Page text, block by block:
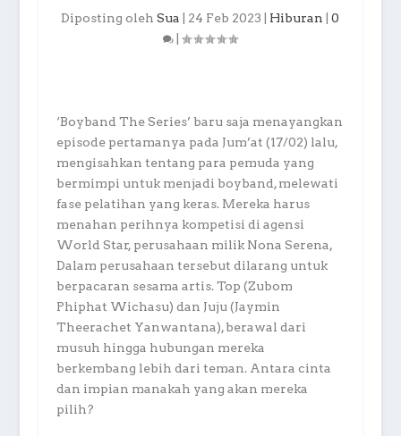
Diposting olehSua 24 Feb 2023 Hiburan |0
|
‘Boyband The Series’ baru saja menayangkan
episode pertamanya pada Jum’at (17/02) lalu,
mengisahkan tentang para pemuda yang
bermimpi untuk menjadi boyband, melewati
fase pelatihan yang keras. Mereka harus
menahan perihnya kompetisi di agensi
World Star, perusahaan milik Nona Serena,
Dalam perusahaan tersebut dilarang untuk
berpacaran sesama artis. Top (Zubom
Phiphat Wichasu) dan Juju (Jaymin
Theerachet Yanwantana), berawal dari
musuh hingga hubungan mereka
berkembang lebih dari teman. Antara cinta
dan impian manakah yang akan mereka
pilih?